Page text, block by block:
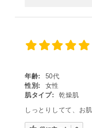
年齢:
50代
性別:
女性
肌タイプ:
乾燥肌
しっとりしてて、お